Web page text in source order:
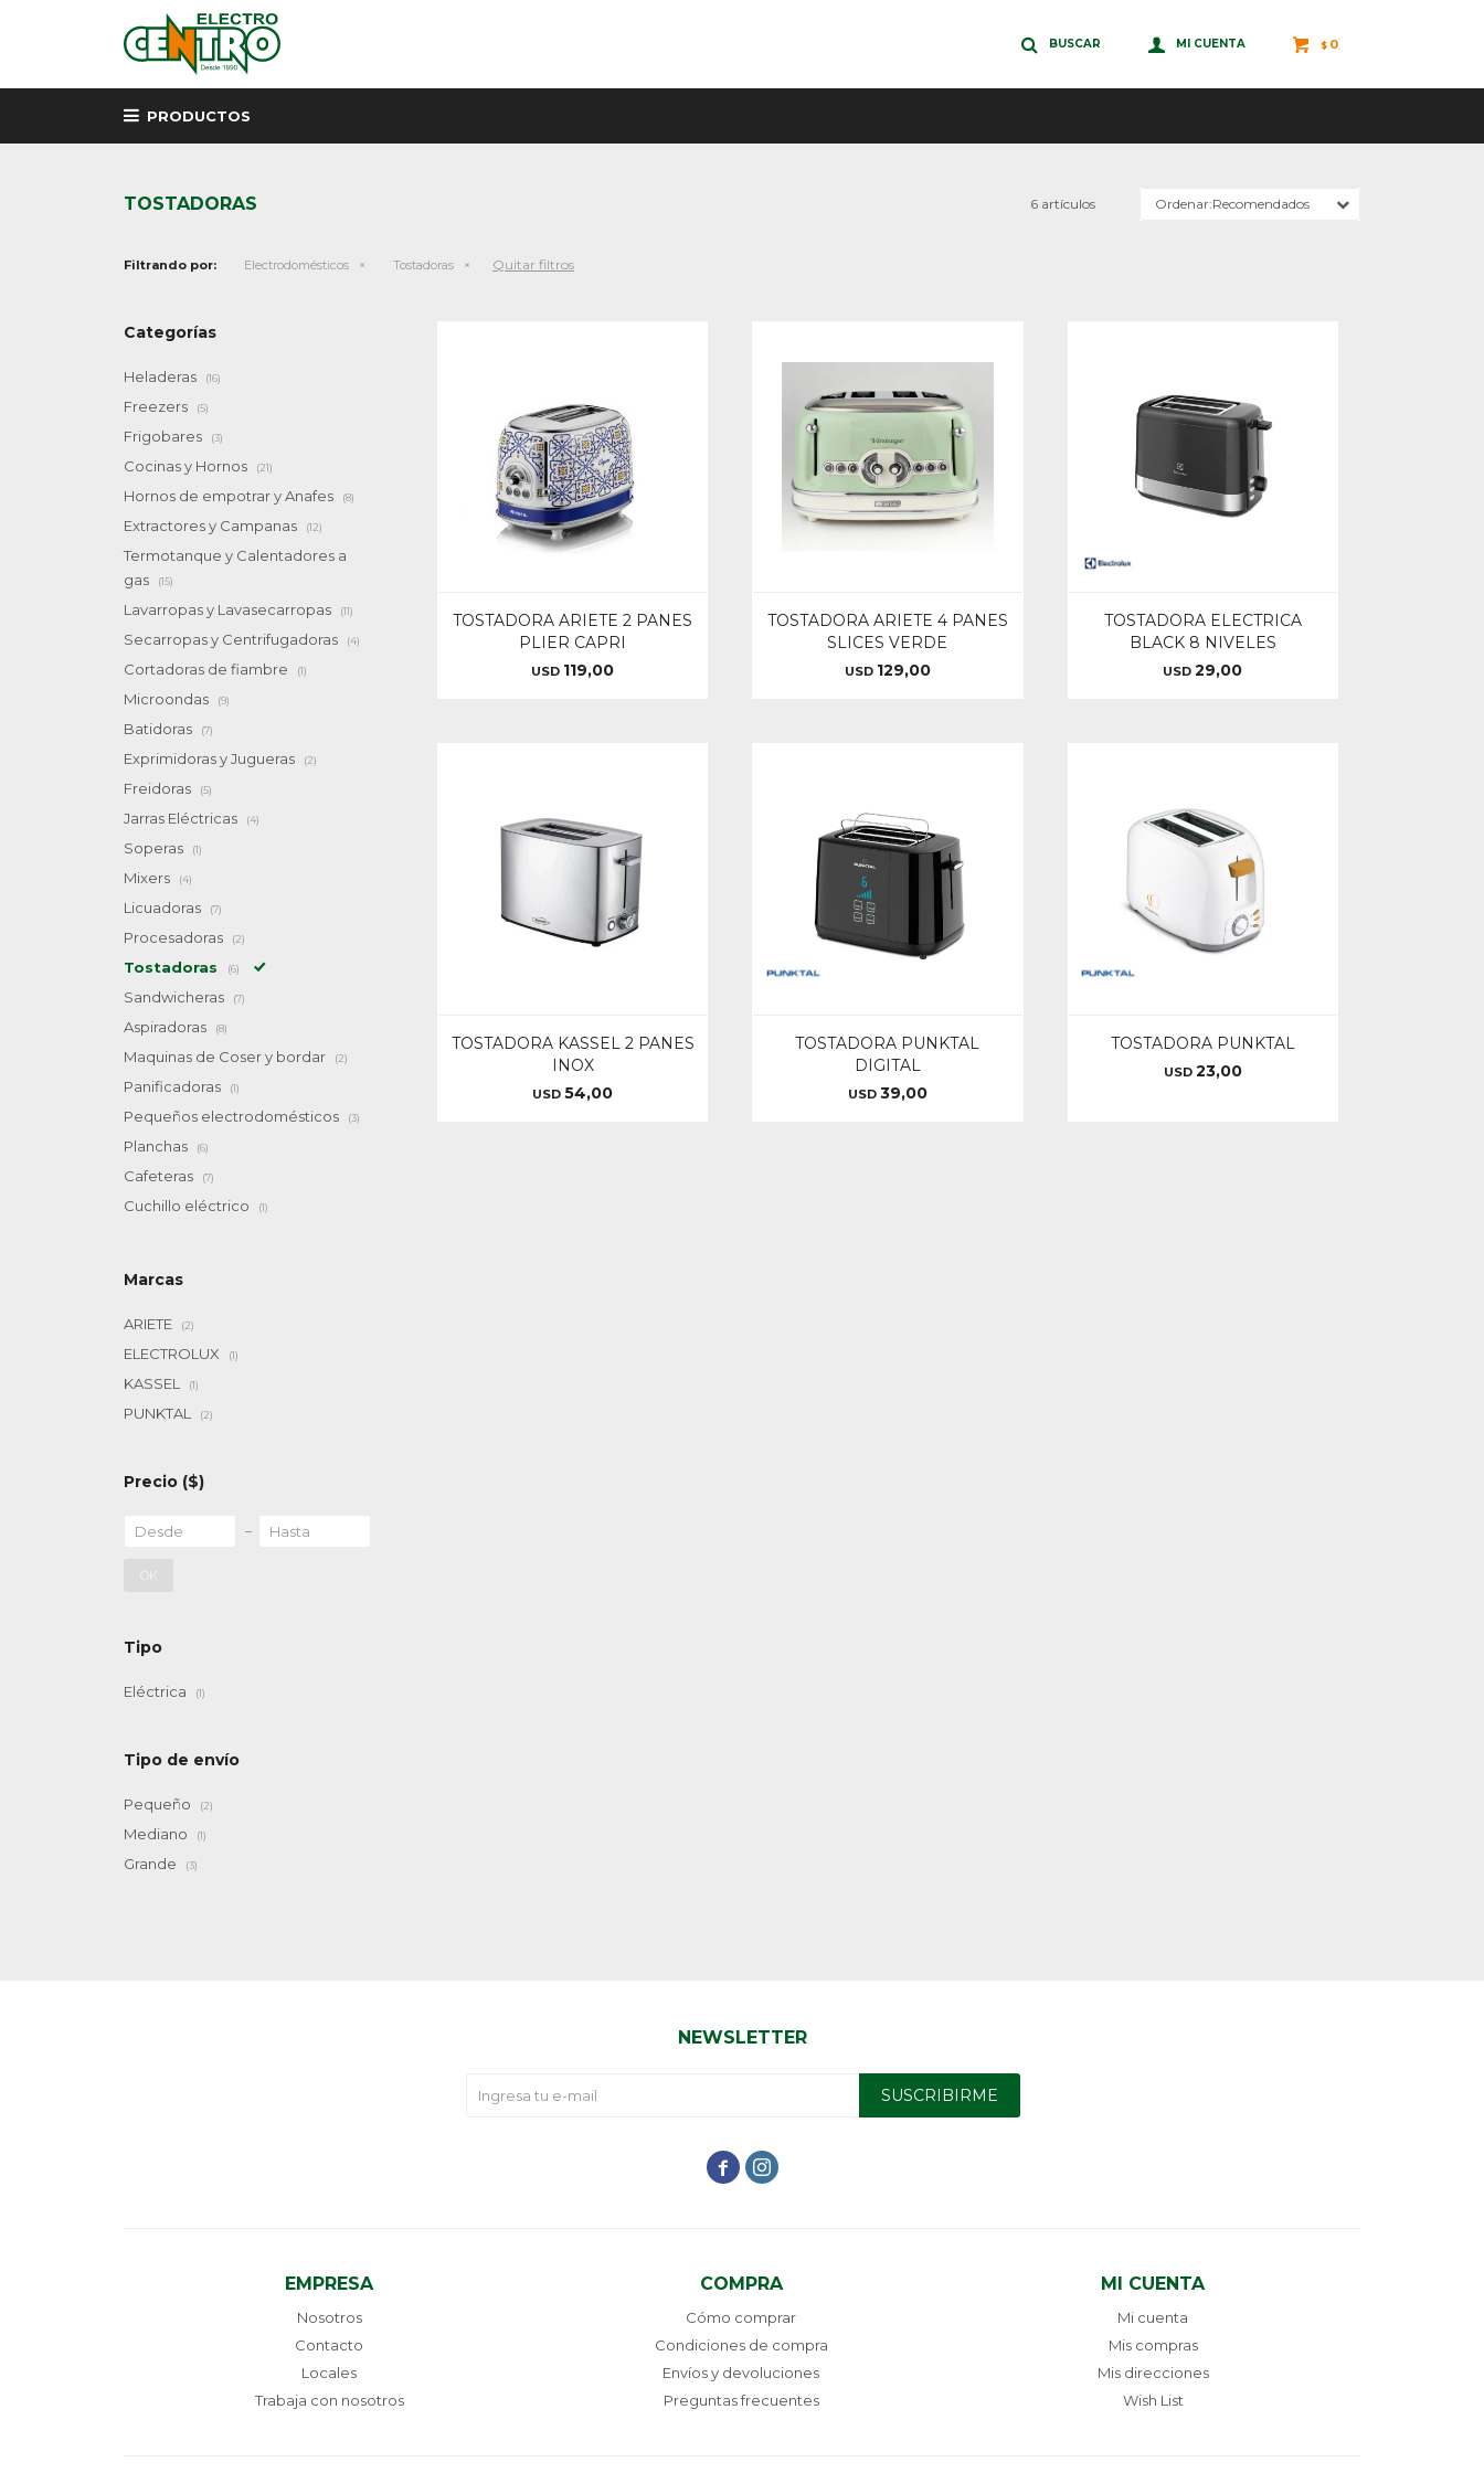
PRODUCTOS
$ 0
TOSTADORAS 6 artículos Recomendados
Filtrando por: Electrodomésticos Tostadoras Quitar filtros
TOSTADORA ARIETE 2 PANES
PLIER CAPRI
USD 119,00
TOSTADORA ARIETE 4 PANES
SLICES VERDE
USD 129,00
TOSTADORA ELECTRICA
BLACK 8 NIVELES
USD 29,00
TOSTADORA KASSEL 2 PANES
INOX
USD 54,00
TOSTADORA PUNKTAL
DIGITAL
USD 39,00
TOSTADORA PUNKTAL
USD 23,00
Categorías
Heladeras (16)
Freezers (5)
Frigobares (3)
Cocinas y Hornos (21)
Hornos de empotrar y Anafes (8)
Extractores y Campanas (12)
Termotanque y Calentadores a
gas
(15)
Lavarropas y Lavasecarropas (11)
Secarropas y Centrifugadoras (4)
Cortadoras de fiambre (1)
Microondas (9)
Batidoras (7)
Exprimidoras y Jugueras (2)
Freidoras (5)
Jarras Eléctricas (4)
Soperas (1)
Mixers (4)
Licuadoras (7)
Procesadoras (2)
Tostadoras (6)
Sandwicheras (7)
Aspiradoras (8)
Maquinas de Coser y bordar (2)
Panificadoras (1)
Pequeños electrodomésticos (3)
Planchas (6)
Cafeteras (7)
Cuchillo eléctrico (1)
Marcas
ARIETE (2)
ELECTROLUX (1)
KASSEL (1)
PUNKTAL (2)
Precio ($)
OK
Tipo
Eléctrica (1)
Tipo de envío
Pequeño (2)
Mediano (1)
Grande (3)
EMPRESA
Nosotros
Contacto
Locales
Trabaja con nosotros
COMPRA
Cómo comprar
Condiciones de compra
Envíos y devoluciones
Preguntas frecuentes
MI CUENTA
Mi cuenta
Mis compras
Mis direcciones
Wish List
NEWSLETTER
SUSCRIBIRME
 